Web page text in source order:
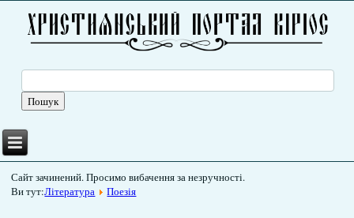
Сайт зачинений. Просимо вибачення за незручності.
Ви тут:Література Поезія